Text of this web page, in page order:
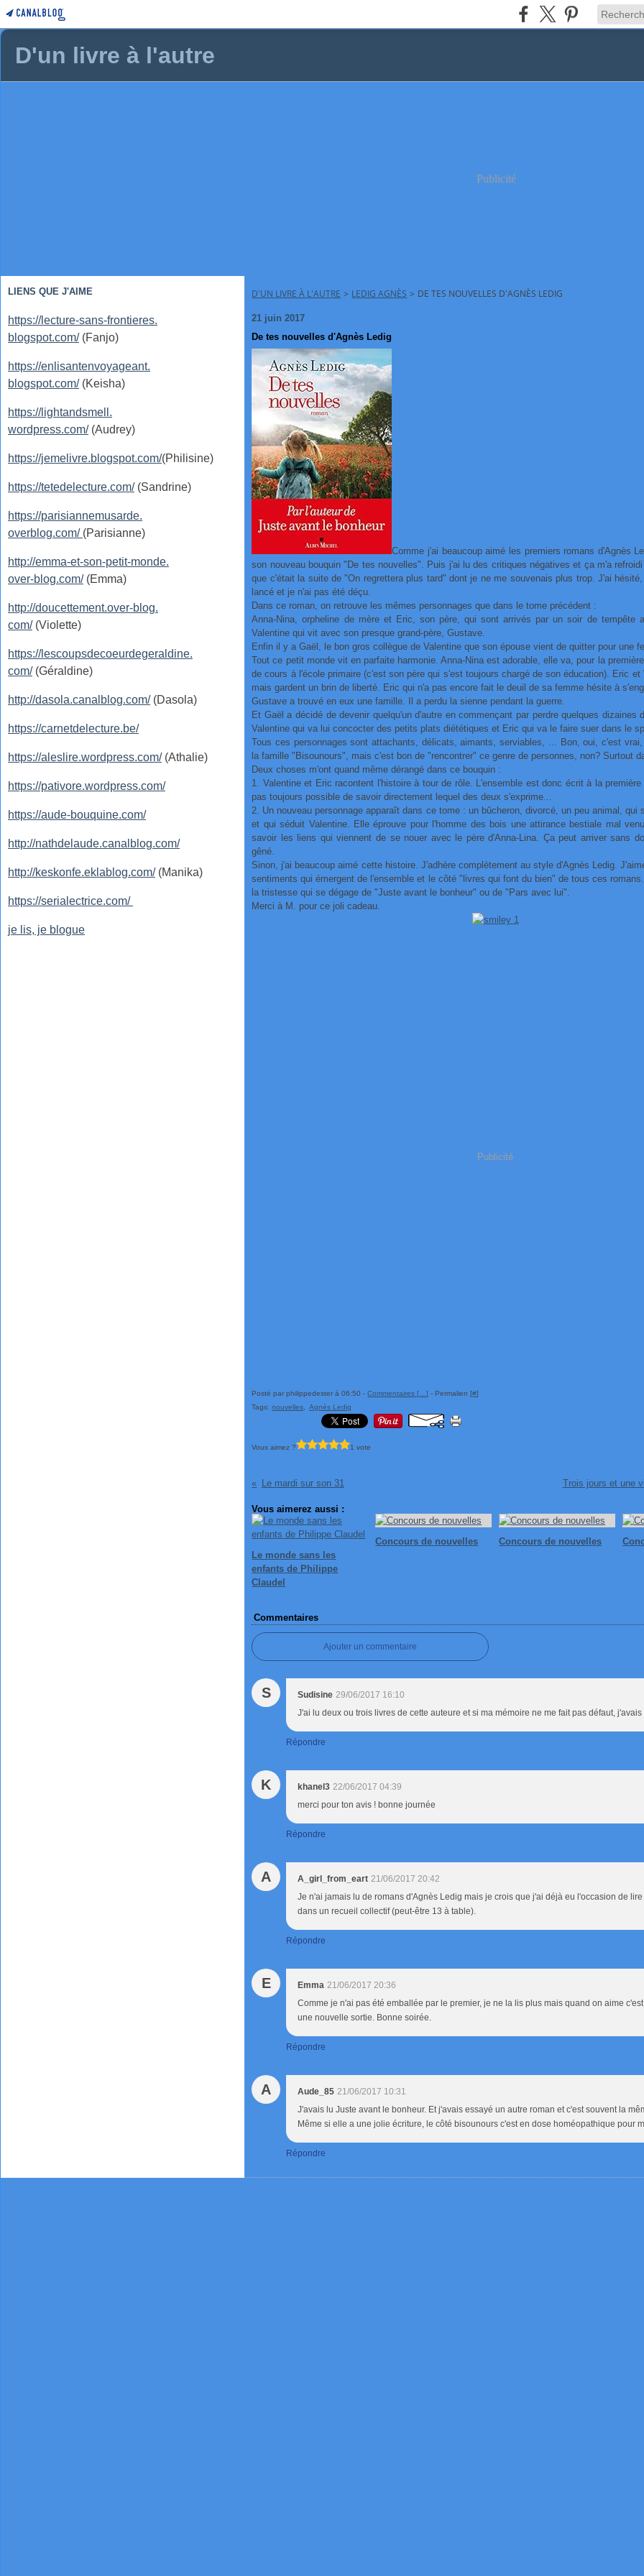
D'un livre à l'autre
Publicité
LIENS QUE J'AIME
https://lecture-sans-frontieres.
blogspot.com/(Fanjo)
https://enlisantenvoyageant.
blogspot.com/(Keisha)
https://lightandsmell.
wordpress.com/(Audrey)
https://jemelivre.blogspot.com/(Philisine)
https://tetedelecture.com/(Sandrine)
https://parisiannemusarde.
overblog.com/ (Parisianne)
http://emma-et-son-petit-monde.
over-blog.com/(Emma)
http://doucettement.over-blog.
com/(Violette)
https://lescoupsdecoeurdegeraldine.
com/(Géraldine)
http://dasola.canalblog.com/(Dasola)
https://carnetdelecture.be/
https://aleslire.wordpress.com/(Athalie)
https://pativore.wordpress.com/
https://aude-bouquine.com/
http://nathdelaude.canalblog.com/
http://keskonfe.eklablog.com/(Manika)
https://serialectrice.com/
je lis, je blogue
D'UN LIVRE À L'AUTRE > LEDIG AGNÈS > DE TES NOUVELLES D'AGNÈS LEDIG
21 juin 2017
De tes nouvelles d'Agnès Ledig
Comme j'ai beaucoup aimé les premiers romans d'Agnès
son nouveau bouquin "De tes nouvelles". Puis j'ai lu des critiques négatives et ça m'a
que c'était la suite de "On regrettera plus tard" dont je ne me souvenais plus trop. J'ai
lancé et je n'ai pas été déçu.
Dans ce roman, on retrouve les mêmes personnages que dans le tome précédent :
Anna-Nina, orpheline de mère et Eric, son père, qui sont arrivés par un soir de tempête
Valentine qui vit avec son presque grand-père, Gustave.
Enfin il y a Gaël, le bon gros collègue de Valentine que son épouse vient de quitter pour une
Tout ce petit monde vit en parfaite harmonie. Anna-Nina est adorable, elle va, pour la
de cours à l'école primaire (c'est son père qui s'est toujours chargé de son éducation). Eric et
mais gardent un brin de liberté. Eric qui n'a pas encore fait le deuil de sa femme hésite à
Gustave a trouvé en eux une famille. Il a perdu la sienne pendant la guerre.
Et Gaël a décidé de devenir quelqu'un d'autre en commençant par perdre quelques dizaines
Valentine qui va lui concocter des petits plats diététiques et Eric qui va le faire suer dans le
Tous ces personnages sont attachants, délicats, aimants, serviables, ... Bon, oui, c'est
la famille "Bisounours", mais c'est bon de "rencontrer" ce genre de personnes, non? Surtout
Deux choses m'ont quand même dérangé dans ce bouquin :
1. Valentine et Eric racontent l'histoire à tour de rôle. L'ensemble est donc écrit à la
pas toujours possible de savoir directement lequel des deux s'exprime...
2. Un nouveau personnage apparaît dans ce tome : un bûcheron, divorcé, un peu animal, qui
et qui séduit Valentine. Elle éprouve pour l'homme des bois une attirance bestiale mal
savoir les liens qui viennent de se nouer avec le père d'Anna-Lina. Ça peut arriver sans
gêné.
Sinon, j'ai beaucoup aimé cette histoire. J'adhère complètement au style d'Agnès Ledig.
sentiments qui émergent de l'ensemble et le côté "livres qui font du bien" de tous ces
la tristesse qui se dégage de "Juste avant le bonheur" ou de "Pars avec lui".
Merci à M. pour ce joli cadeau.
Publicité
Posté par philippedester à 06:50 -Commentaires [ …] - Permalien [#]
Tags:nouvelles ,Agnès Ledig
Vous aimez ? 1 vote
Le mardi sur son 31 Trois jours et une
Vous aimerez aussi :
Le monde sans les
enfants de Philippe
Claudel
Concours de nouvelles Concours de nouvelles
Commentaires
Ajouter un commentaire
S Sudisine 29/06/2017 16:10
J'ai lu deux ou trois livres de cette auteure et si ma mémoire ne me fait pas défaut,
Répondre
K khanel3 22/06/2017 04:39
merci pour ton avis ! bonne journée
Répondre
A A_girl_from_eart 21/06/2017 20:42
Je n'ai jamais lu de romans d'Agnès Ledig mais je crois que j'ai déjà eu l'occasion de
dans un recueil collectif (peut-être 13 à table).
Répondre
E Emma 21/06/2017 20:36
Comme je n'ai pas été emballée par le premier, je ne la lis plus mais quand on aime
une nouvelle sortie. Bonne soirée.
Répondre
A Aude_85 21/06/2017 10:31
J'avais lu Juste avant le bonheur. Et j'avais essayé un autre roman et c'est souvent la
Même si elle a une jolie écriture, le côté bisounours c'est en dose homéopathique pour
Répondre